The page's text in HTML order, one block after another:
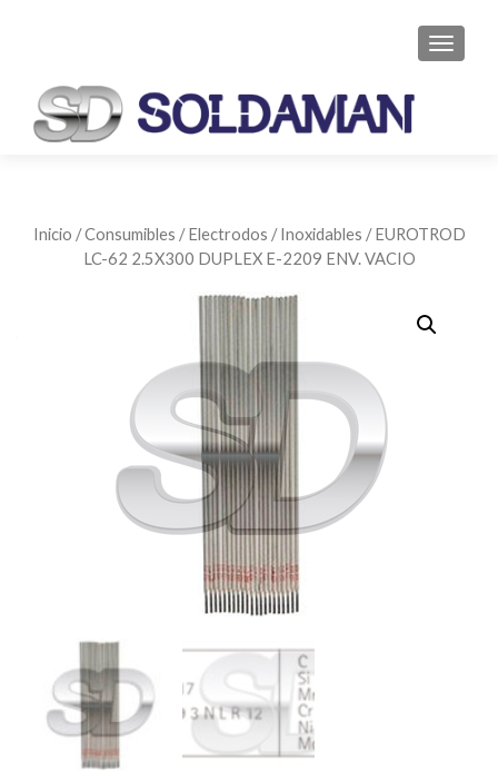
Inicio /Consumibles /Electrodos /Inoxidables / EUROTROD
LC-62 2.5X300 DUPLEX E-2209 ENV. VACIO